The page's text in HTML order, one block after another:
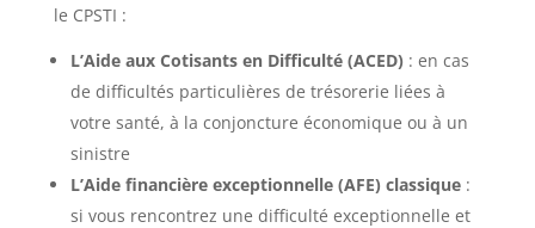
le CPSTI :
L’Aide aux Cotisants en Difficulté (ACED) : en cas
de difficultés particulières de trésorerie liées à
votre santé, à la conjoncture économique ou à un
sinistre
L’Aide financière exceptionnelle (AFE) classique:
si vous rencontrez une difficulté exceptionnelle et